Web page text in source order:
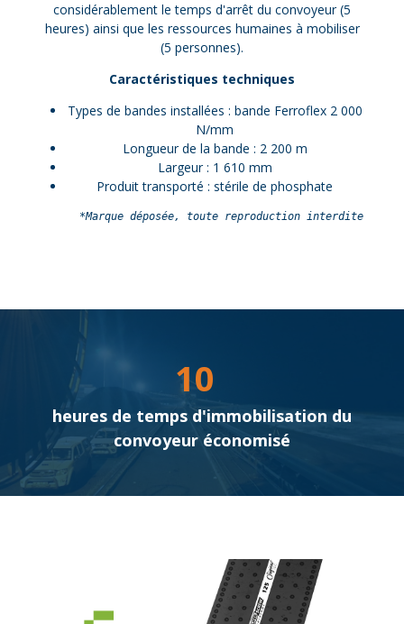
considérablement le temps d'arrêt du convoyeur (5
heures) ainsi que les ressources humaines à mobiliser
(5 personnes).
Caractéristiques techniques
Types de bandes installées : bande Ferroflex 2 000
N/mm
Longueur de la bande : 2 200 m
Largeur : 1 610 mm
Produit transporté : stérile de phosphate
*Marque déposée, toute reproduction interdite
10
heures de temps d'immobilisation du
convoyeur économisé